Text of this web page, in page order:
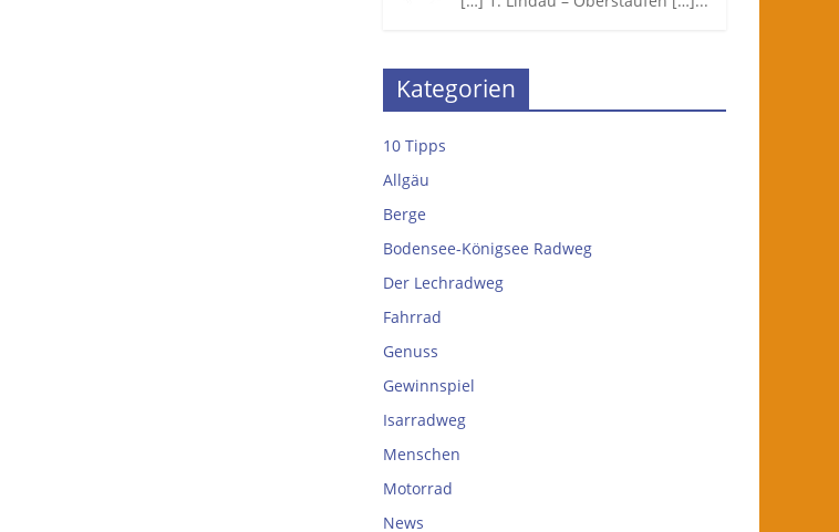
Kategorien
10 Tipps
Allgäu
Berge
Bodensee-Königsee Radweg
Der Lechradweg
Fahrrad
Genuss
Gewinnspiel
Isarradweg
Menschen
Motorrad
News